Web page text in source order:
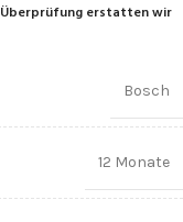
Überprüfung erstatten wir
Bosch
12 Monate